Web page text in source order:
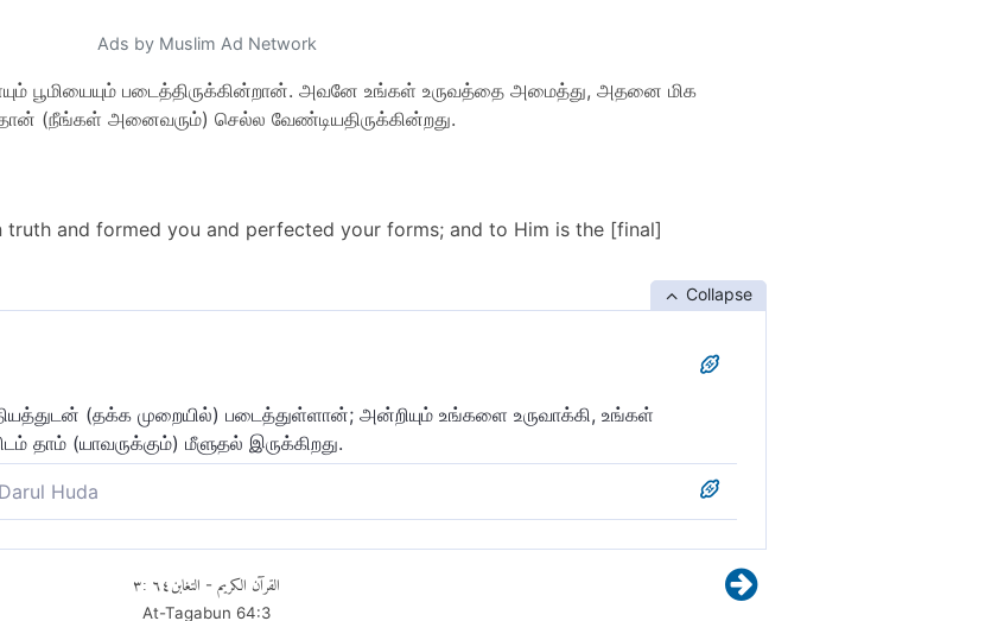
Ads by Muslim Ad Network
பூமியையும் படைத்திருக்கின்றான். அவனே உங்கள் உருவத்தை அமைத்து, அதனை மிக
(நீங்கள் அனைவரும்) செல்ல வேண்டியதிருக்கின்றது.
truth and formed you and perfected your forms; and to Him is the [final]
Collapse
(தக்க முறையில்) படைத்துள்ளான்; அன்றியும் உங்களை உருவாக்கி, உங்கள்
தாம் (யாவருக்கும்) மீளுதல் இருக்கிறது.
Huda
القرآن الكريم - التغابن٦٤:٣
At-Tagabun 64:3